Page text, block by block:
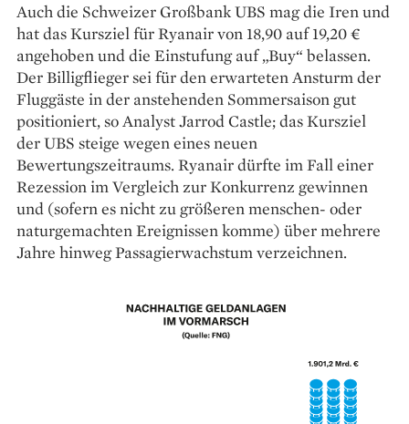
Auch die Schweizer Großbank UBS mag die Iren und
hat das Kursziel für Ryanair von 18,90 auf 19,20 €
angehoben und die Einstufung auf „Buy“ belassen.
Der Billigflieger sei für den erwarteten Ansturm der
Fluggäste in der an­stehenden Sommersaison gut
posi­tioniert, so ­Analyst Jarrod Castle; das Kursziel
der UBS steige wegen eines ­neuen
Bewertungszeitraums. Ryanair ­dürfte im Fall einer
Rezession im ­Vergleich zur Konkurrenz gewinnen
und (sofern es nicht zu größeren ­menschen- oder
naturgemachten Ereignissen komme) über mehrere
Jahre hinweg Passagierwachstum verzeichnen.